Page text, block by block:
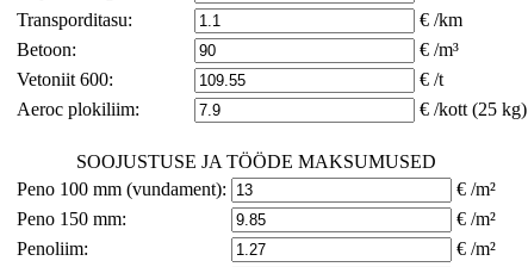
Transporditasu:
€ /km
Betoon:
€ /m³
Vetoniit 600:
€ /t
Aeroc plokiliim:
€ /kott (25 kg)
SOOJUSTUSE JA TÖÖDE MAKSUMUSED
Peno 100 mm (vundament):
€ /m²
Peno 150 mm:
€ /m²
Penoliim:
€ /m²